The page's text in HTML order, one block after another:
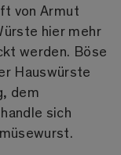
von Armut
hier mehr
werden. Böse
Hauswürste
dem
sich